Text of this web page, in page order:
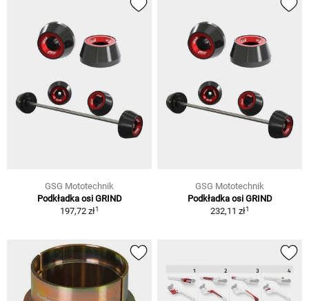
GSG Mototechnik
Podkładka osi GRIND
197,72 zł1
GSG Mototechnik
Podkładka osi GRIND
232,11 zł1